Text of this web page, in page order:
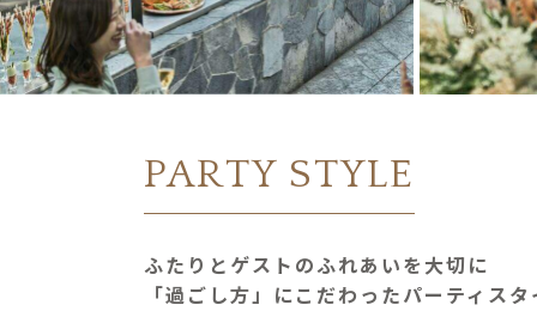
PARTY STYLE
ふたりとゲストのふれあいを大切に
「過ごし⽅」にこだわったパーティス